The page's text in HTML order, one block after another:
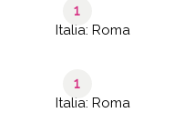
1
Italia: Roma
1
Italia: Roma